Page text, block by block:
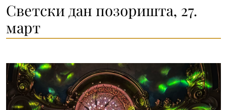
Светски дан позоришта, 27.
март